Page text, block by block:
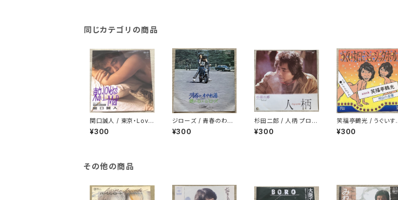
同じカテゴリの商品
関口誠人 / 東京・Love
rs Map
¥300
ジローズ / 青春のわか
れ道
¥300
杉田二郎 / 人柄 プロモ
白ラベル
¥300
笑福亭鶴光 / うぐいす
だにミュージックホール
¥300
その他の商品